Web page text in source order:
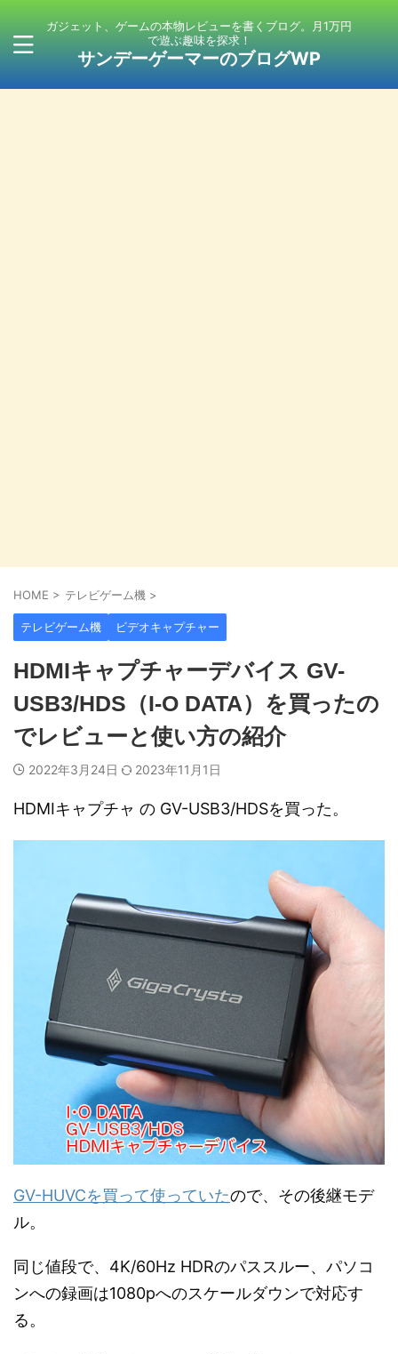
ガジェット、ゲームの本物レビューを書くブログ。月1万円
で遊ぶ趣味を探求！
サンデーゲーマーのブログWP
HOME > テレビゲーム機 >
テレビゲーム機 ビデオキャプチャー
HDMIキャプチャーデバイス GV-
USB3/HDS（I-O DATA）を買ったの
でレビューと使い方の紹介
2022年3月24日 2023年11月1日
HDMIキャプチャ の GV-USB3/HDSを買った。
GV-HUVCを買って使っていたので、その後継モデ
ル。
同じ値段で、4K/60Hz HDRのパススルー、パソコ
ンへの録画は1080pへのスケールダウンで対応す
る。